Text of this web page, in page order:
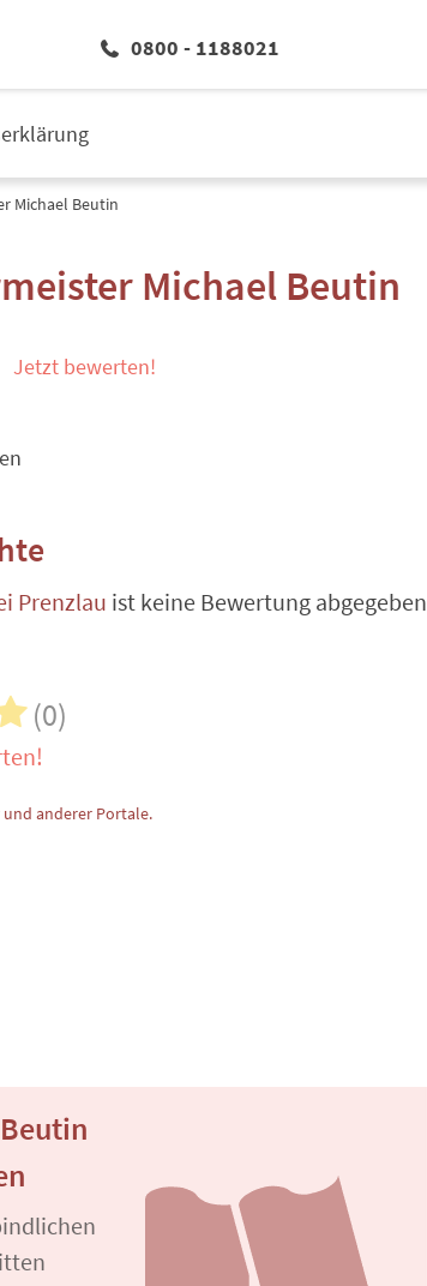
0800 - 1188021
Michael Beutin
Michael Beutin
Jetzt bewerten!
Prenzlau ist keine Bewertung abgegeben
(0)
anderer Portale.